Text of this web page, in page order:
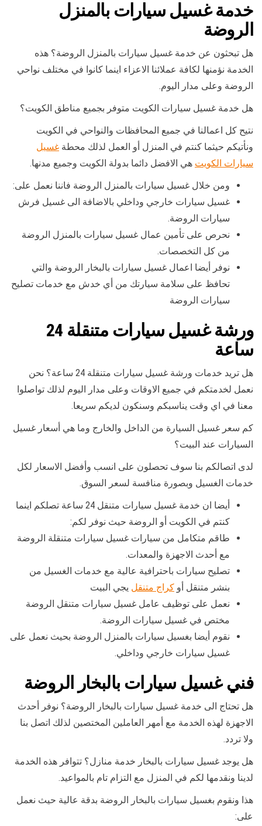
خدمة غسيل سيارات بالمنزل
الروضة
هل تبحثون عن خدمة غسيل سيارات بالمنزل الروضة؟ هذه
الخدمة نؤمنها لكافة عملائنا الاعزاء اينما كانوا في مختلف نواحي
الروضة وعلى مدار اليوم.
هل خدمة غسيل سيارات الكويت متوفر بجميع مناطق الكويت؟
نتيح كل اعمالنا في جميع المحافظات والنواحي في الكويت
ونأتيكم حيثما كنتم في المنزل أو العمل لذلك محطة غسيل
سيارات الكويت هي الافضل دائما بدولة الكويت وجميع مدنها.
ومن خلال غسيل سيارات بالمنزل الروضة فاننا نعمل على:
غسيل سيارات خارجي وداخلي بالاضافة الى غسيل فرش
سيارات الروضة.
نحرص على تأمين عمال غسيل سيارات بالمنزل الروضة
من كل التخصصات.
نوفر أيضا اعمال غسيل سيارات بالبخار الروضة والتي
تحافظ على سلامة سيارتك من أي خدش مع خدمات تصليح
سيارات الروضة
ورشة غسيل سيارات متنقلة 24
ساعة
هل تريد خدمات ورشة غسيل سيارات متنقلة 24 ساعة؟ نحن
نعمل لخدمتكم في جميع الاوقات وعلى مدار اليوم لذلك تواصلوا
معنا في اي وقت يناسبكم وسنكون لديكم سريعا.
كم سعر غسيل السيارة من الداخل والخارج وما هي أسعار غسيل
السيارات عند البيت؟
لدى اتصالكم بنا سوف تحصلون على انسب وأفضل الاسعار لكل
خدمات الغسيل وبصورة منافسة لسعر السوق.
أيضا ان خدمة غسيل سيارات متنقل 24 ساعة تصلكم اينما
كنتم في الكويت أو الروضة حيث نوفر لكم:
طاقم متكامل من سيارات غسيل سيارات متنقلة الروضة
مع أحدث الاجهزة والمعدات.
تصليح سيارات باحترافية عالية مع خدمات الغسيل من
بنشر متنقل أو كراج متنقل يجي البيت
نعمل على توظيف عامل غسيل سيارات متنقل الروضة
مختص في غسيل سيارات الروضة.
نقوم أيضا بغسيل سيارات بالمنزل الروضة بحيث نعمل على
غسيل سيارات خارجي وداخلي.
فني غسيل سيارات بالبخار الروضة
هل تحتاج الى خدمة غسيل سيارات بالبخار الروضة؟ نوفر أحدث
الاجهزة لهذه الخدمة مع أمهر العاملين المختصين لذلك اتصل بنا
ولا تردد.
هل يوجد غسيل سيارات بالبخار خدمة منازل؟ تتوافر هذه الخدمة
لدينا ونقدمها لكم في المنزل مع التزام تام بالمواعيد.
هذا ونقوم بغسيل سيارات بالبخار الروضة بدقة عالية حيث نعمل
على: